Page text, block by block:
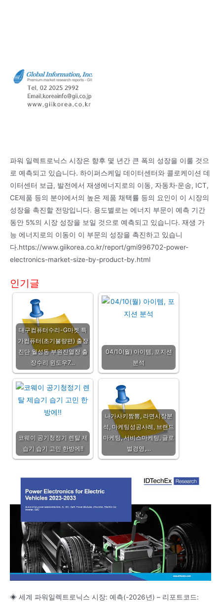
파워 일렉트로닉스 시장은 향후 몇 년간 큰 폭의 성장을 이룰 것으
로 예측되고 있습니다. 하이퍼스케일 데이터센터와 콜로케이션 데
이터센터 보급, 발전에서 재생에너지로의 이동, 자동차·운송, ICT,
CE제품 등의 분야에서의 높은 제품 채택률 등의 요인이 이 시장의
성장을 촉진할 전망입니다. 용도별로는 에너지 부문이 예측 기간
동안 5%의 시장 성장을 보일 것으로 예측되고 있습니다. 재생 가
능 에너지로의 이동이 이 부문의 성장을 촉진하고 있습니
다.https://www.giikorea.co.kr/report/gmi996702-power-
electronics-market-size-by-product-by.html
인기글
대구컴퓨터수리-G마켓 특
가컴퓨터(초기불량편) 출장
진단 월성동 부원진열장 출
장수리 윈도우7…
04/10(월) 아이템, 포지션
분석
코웨이 공기청정기 렌탈 제
습기 습기 고민 한방에!!
나가사키짬뽕, 라면시장분
석, 마케팅성공사례, 브랜드
마케팅, 서비스마케팅, 글로
벌경영,…
◈ 세계 파워일렉트로닉스 시장: 예측(-2026년) – 리포트코드: